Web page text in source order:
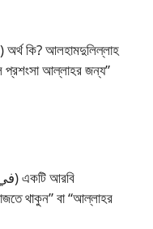
প্রশংসা আল্লাহর জন্য”
থাকুন” বা “আল্লাহর